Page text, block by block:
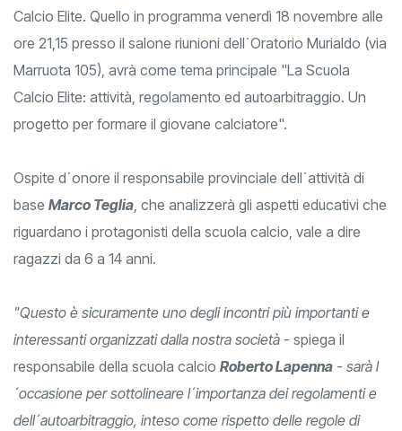
Calcio Elite. Quello in programma venerdì 18 novembre alle
ore 21,15 presso il salone riunioni dell´Oratorio Murialdo (via
Marruota 105), avrà come tema principale "La Scuola
Calcio Elite: attività, regolamento ed autoarbitraggio. Un
progetto per formare il giovane calciatore".
Ospite d´onore il responsabile provinciale dell´attività di
base Marco Teglia, che analizzerà gli aspetti educativi che
riguardano i protagonisti della scuola calcio, vale a dire
ragazzi da 6 a 14 anni.
"Questo è sicuramente uno degli incontri più importanti e
interessanti organizzati dalla nostra società - spiega il
responsabile della scuola calcio Roberto Lapenna - sarà l
´occasione per sottolineare l´importanza dei regolamenti e
dell´autoarbitraggio, inteso come rispetto delle regole di